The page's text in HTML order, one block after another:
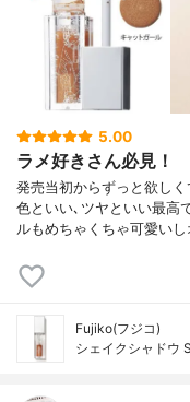
5.00
ラメ好きさん必見！
発売当初からずっと欲し
色といい､ツヤといい最高
ルもめちゃくちゃ可愛い
Fujiko(フジコ)
シェイクシャドウ